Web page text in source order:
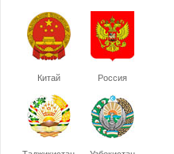
Китай Россия